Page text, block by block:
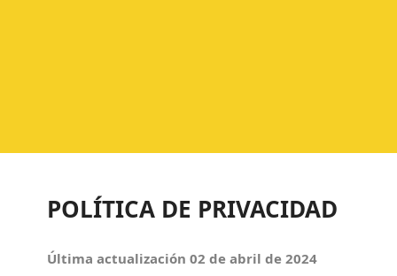
POLÍTICA DE PRIVACIDAD
Última actualización 02 de abril de 2024